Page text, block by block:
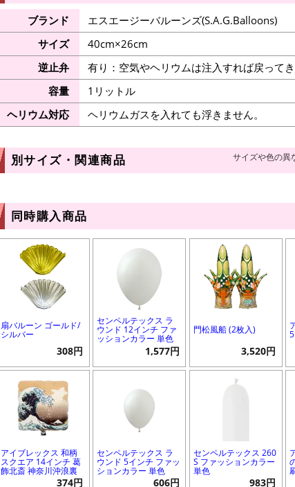
ブランド
エスエージーバルーンズ(S.A.G.Balloons)
サイズ
40cm×26cm
逆止弁
有り：空気やヘリウムは注入すれば戻って
容量
1リットル
ヘリウム対応
ヘリウムガスを入れても浮きません。
別サイズ・関連商品 サイズや色の異
同時購入商品
扇バルーン ゴールド/
シルバー
308円
センペルテックス ラ
ウンド 12インチ ファ
ッションカラー 単色
1,577円
門松風船 (2枚入)
3,520円
アイブレックス 和柄
スクエア 14インチ 葛
飾北斎 神奈川沖浪裏
374円
センペルテックス ラ
ウンド 5インチ ファッ
ションカラー 単色
606円
センペルテックス 260
S ファッションカラー
単色
983円